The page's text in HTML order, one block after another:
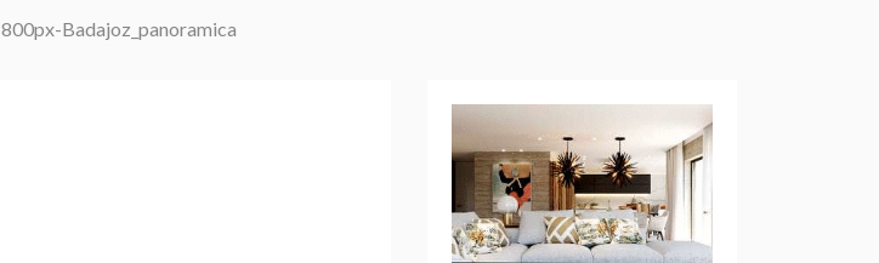
800px-Badajoz_panoramica